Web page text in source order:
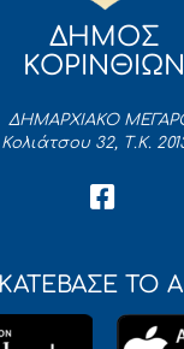
ΔΗΜΟΣ
ΚΟΡΙΝΘΙΩΝ
ΔΗΜΑΡΧΙΑΚΟ
Κολιάτσου 32, Τ.Κ.
ΚΑΤΕΒΑΣΕ ΤΟ